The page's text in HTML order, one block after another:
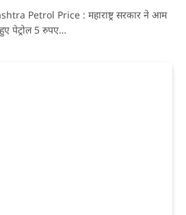
Petrol Price : महाराष्ट्र सरकार ने आम
पेट्रोल 5 रुपए…